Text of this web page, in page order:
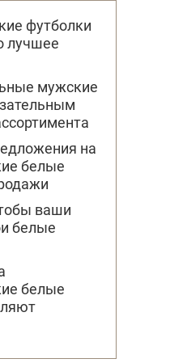
футболки
лучшее
мужские
на
белые
ваши
белые
белые